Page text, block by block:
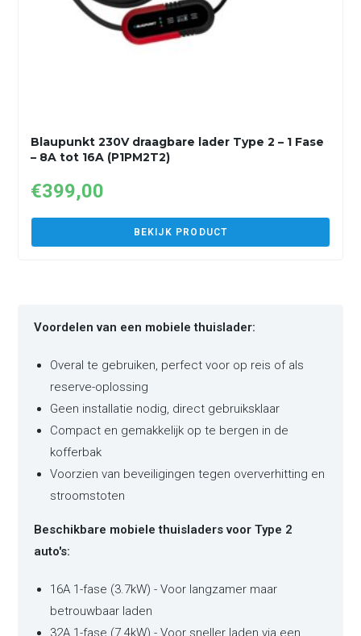
Blaupunkt 230V draagbare lader Type 2 – 1 Fase
– 8A tot 16A (P1PM2T2)
€399,00
BEKIJK PRODUCT
Voordelen van een mobiele thuislader:
Overal te gebruiken, perfect voor op reis of als
reserve-oplossing
Geen installatie nodig, direct gebruiksklaar
Compact en gemakkelijk op te bergen in de
kofferbak
Voorzien van beveiligingen tegen oververhitting en
stroomstoten
Beschikbare mobiele thuisladers voor Type 2
auto's:
16A 1-fase (3.7kW) - Voor langzamer maar
betrouwbaar laden
32A 1-fase (7.4kW) - Voor sneller laden via een